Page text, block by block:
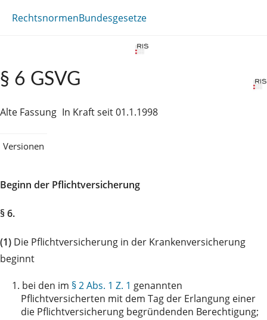
RechtsnormenBundesgesetze
§ 6 GSVG
Alte Fassung In Kraft seit 01.1.1998
Versionen
Beginn der Pflichtversicherung
§ 6.
(1) Die Pflichtversicherung in der Krankenversicherung
beginnt
1. bei den im § 2 Abs. 1 Z. 1 genannten
Pflichtversicherten mit dem Tag der Erlangung einer
die Pflichtversicherung begründenden Berechtigung;